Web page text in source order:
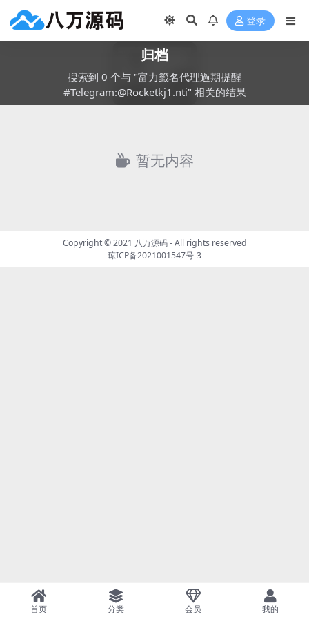
登录
归档
搜索到 0 个与 "富力籤名代理過期提醒
#Telegram:@Rocketkj1.nti" 相关的结果
暂无内容
Copyright © 2021 八万源码- All rights reserved
琼ICP备2021001547号-3
首页 分类 会员 我的